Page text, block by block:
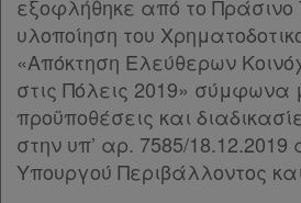
Επικοινωνία
Όροι
χρήσης
εξοφλήθηκε από το Πράσινο
υλοποίηση του
«Απόκτηση Ελεύθερων
στις Πόλεις 2019» σύμφωνα
προϋποθέσεις και
στην υπ’ αρ. 7585/
Υπουργού Περιβάλλοντος